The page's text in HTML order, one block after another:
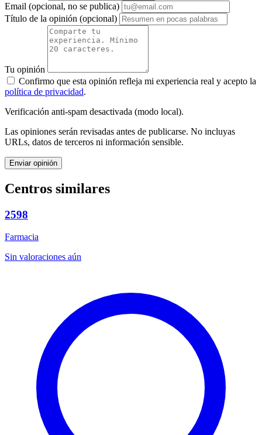
Email (opcional, no se publica)
Título de la opinión (opcional)
Tu opinión
Confirmo que esta opinión refleja mi experiencia real y acepto la
política de privacidad.
Verificación anti-spam desactivada (modo local).
Las opiniones serán revisadas antes de publicarse. No incluyas
URLs, datos de terceros ni información sensible.
Enviar opinión
Centros similares
2598
Farmacia
Sin valoraciones aún